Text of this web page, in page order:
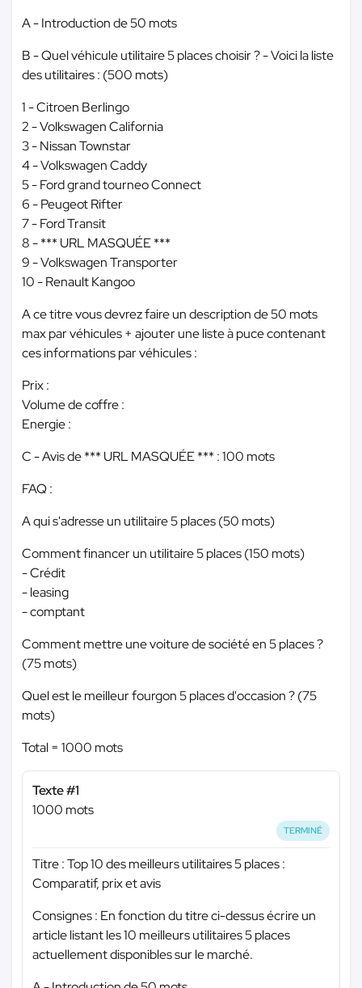
A - Introduction de 50 mots
B - Quel véhicule utilitaire 5 places choisir ? - Voici la liste
des utilitaires : (500 mots)
1 - Citroen Berlingo
2 - Volkswagen California
3 - Nissan Townstar
4 - Volkswagen Caddy
5 - Ford grand tourneo Connect
6 - Peugeot Rifter
7 - Ford Transit
8 -*** URL MASQUÉE ***
9 - Volkswagen Transporter
10 - Renault Kangoo
A ce titre vous devrez faire un description de 50 mots
max par véhicules + ajouter une liste à puce contenant
ces informations par véhicules :
Prix :
Volume de coffre :
Energie :
C - Avis de*** URL MASQUÉE *** : 100 mots
FAQ :
A qui s'adresse un utilitaire 5 places (50 mots)
Comment financer un utilitaire 5 places (150 mots)
- Crédit
- leasing
- comptant
Comment mettre une voiture de société en 5 places ?
(75 mots)
Quel est le meilleur fourgon 5 places d'occasion ? (75
mots)
Total = 1000 mots
Texte #1
1000 mots
TERMINÉ
Titre : Top 10 des meilleurs utilitaires 5 places :
Comparatif, prix et avis
Consignes : En fonction du titre ci-dessus écrire un
article listant les 10 meilleurs utilitaires 5 places
actuellement disponibles sur le marché.